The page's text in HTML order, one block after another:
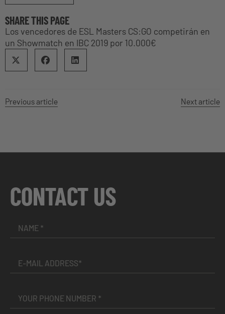
SHARE THIS PAGE
Los vencedores de ESL Masters CS:GO competirán en
un Showmatch en IBC 2019 por 10.000€
Previous article Next article
CONTACT US